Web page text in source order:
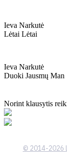
Ieva Narkutė
Lėtai Lėtai
Ieva Narkutė
Duoki Jausmų Man
Norint klausytis
© 2014-2026